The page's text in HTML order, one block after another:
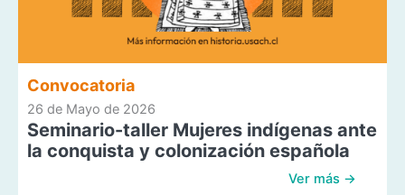
Convocatoria
26 de Mayo de 2026
Seminario-taller Mujeres indígenas ante
la conquista y colonización española
Ver más →